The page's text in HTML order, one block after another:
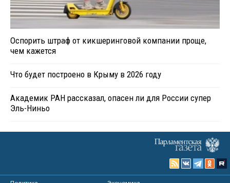
Оспорить штраф от кикшеринговой компании проще,
чем кажется
Что будет построено в Крыму в 2026 году
Академик РАН рассказал, опасен ли для России супер
Эль-Ниньо